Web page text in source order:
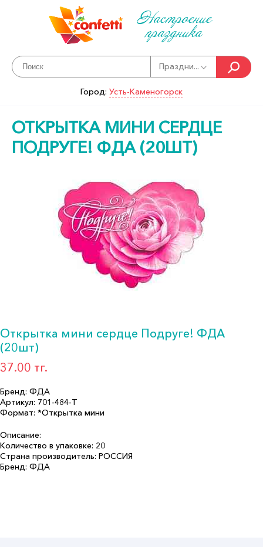
Настроение
праздника
Праздни...
Город: Усть-Каменогорск
ОТКРЫТКА МИНИ СЕРДЦЕ
ПОДРУГЕ! ФДА (20ШТ)
Открытка мини сердце Подруге! ФДА
(20шт)
37.00 тг.
Бренд: ФДА
Артикул: 701-484-T
Формат: *Открытка мини
Описание:
Количество в упаковке: 20
Страна производитель: РОССИЯ
Бренд: ФДА